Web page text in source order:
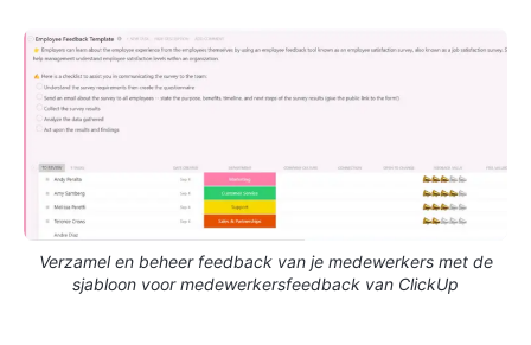
Verzamel en beheer feedback van je medewerkers met de
sjabloon voor medewerkersfeedback van ClickUp